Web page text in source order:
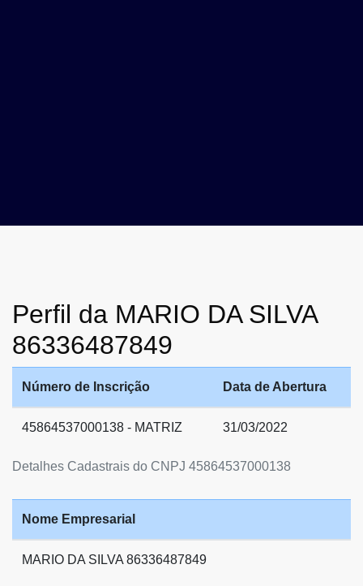
Perfil da MARIO DA SILVA
86336487849
Detalhes Cadastrais do CNPJ 45864537000138
Número de Inscrição Data de Abertura
45864537000138 - MATRIZ 31/03/2022
Nome Empresarial
MARIO DA SILVA 86336487849